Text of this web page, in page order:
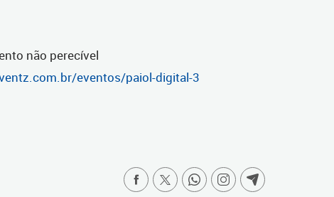
não perecível
eventos/paiol-digital-3